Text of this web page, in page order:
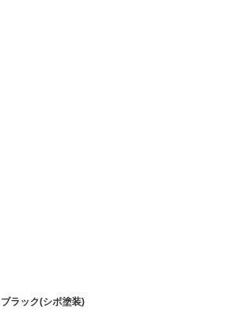
ラック(シボ塗装)